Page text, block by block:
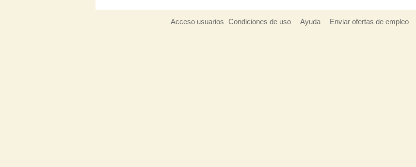
Acceso usuarios - Condiciones de uso - Ayuda - Enviar ofertas de empleo -